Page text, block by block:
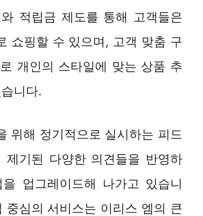
적립금 제도를 통해 고객들은
쇼핑할 수 있으며, 고객 맞춤 구
개인의 스타일에 맞는 상품 추
니다.
위해 정기적으로 실시하는 피드
제기된 다양한 의견들을 반영하
업그레이드해 나가고 있습니
중심의 서비스는 이리스 엠의 큰